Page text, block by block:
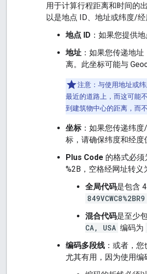
用于计算行程距离和时间的
以是地点 ID、地址或纬度/经
地点 ID ：如果您提供
地址 ：如果您传递地
离。此坐标可能与
注意：与使用地址或
最近的道路上，而这可能
到建筑物中心的距离，而
坐标：如果您传递纬
标，请确保纬度和经度
Plus Code 的格式必
%2B，空格经网址转义
全局代码是包含
849VCWC8%2BR9
混合代码是至少
CA, USA 编码为
编码多段线 ：或者，
尤其有用，因为使用编